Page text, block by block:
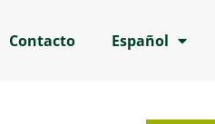
Contacto Español